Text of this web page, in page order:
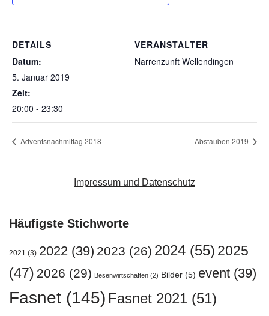
DETAILS
Datum:
5. Januar 2019
Zeit:
20:00 - 23:30
VERANSTALTER
Narrenzunft Wellendingen
Adventsnachmittag 2018 Abstauben 2019
Impressum und Datenschutz
Häufigste Stichworte
2021 (3) 2022 (39) 2023 (26) 2024 (55) 2025
(47) 2026 (29) Besenwirtschaften (2) Bilder (5) event (39)
Fasnet (145) Fasnet 2021 (51)